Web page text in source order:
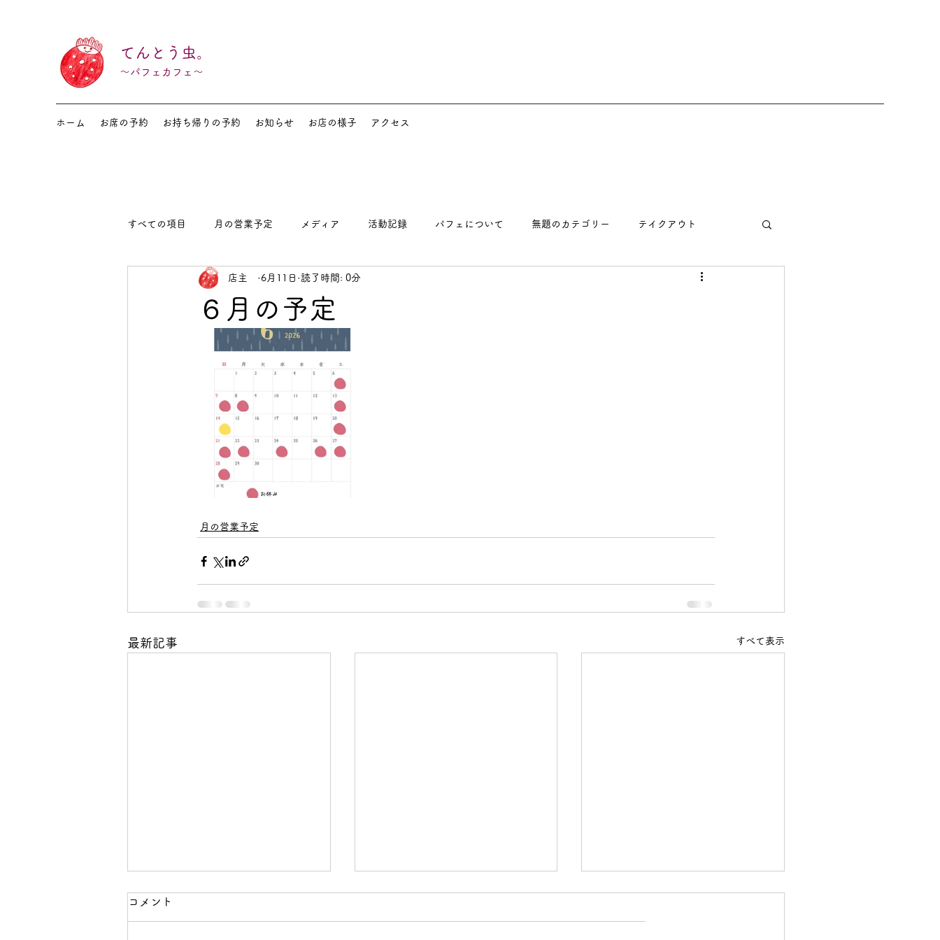
てんとう虫。
～パフェカフェ～
ホーム お席の予約 お持ち帰りの予約 お知らせ お店の様子 アクセス
すべての項目 月の営業予定 メディア 活動記録 パフェについて 無題のカテゴリー テイクアウト
６月の予定
店主 6月11日 読了時間: 0分
月の営業予定
最新記事 すべて表示
コメント